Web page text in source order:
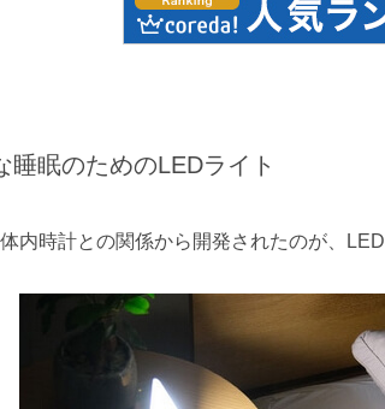
睡眠のためのLEDライト
内時計との関係から開発されたのが、